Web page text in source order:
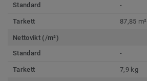
Standard
-
Tarkett 87,85 m²
Nettovikt (/m²)
Standard
-
Tarkett 7,9 kg